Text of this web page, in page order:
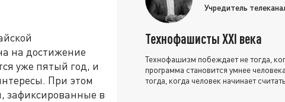
на достижение
уже пятый год, и
При этом
зафиксированные в
Учредитель
Технофашисты XXI века
Технофашизм побеждает не тогда,
программа становится умнее
тогда, когда человек начинает